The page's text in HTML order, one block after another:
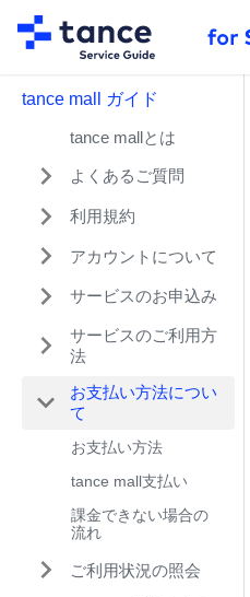
tance mall ガイド
tance mallとは
よくあるご質問
利用規約
アカウントについて
サービスのお申込み
サービスのご利用方
法
お支払い方法につい
て
お支払い方法
tance mall支払い
課金できない場合の
流れ
ご利用状況の照会